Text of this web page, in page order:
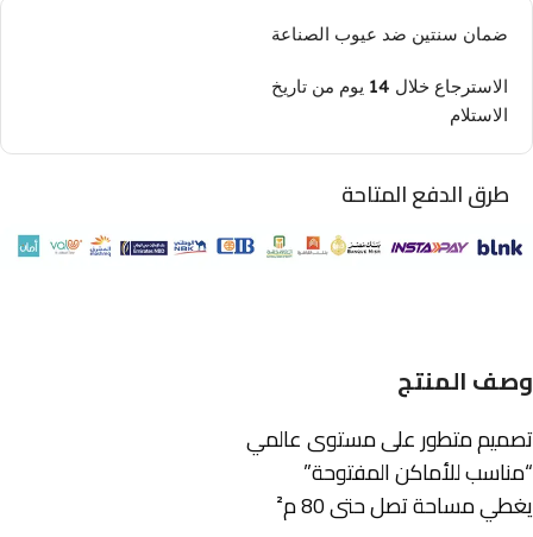
ضمان سنتين ضد عيوب الصناعة
الاسترجاع خلال 14 يوم من تاريخ
الاستلام
طرق الدفع المتاحة
وصف المنتج
تصميم متطور على مستوى عالمي
“مناسب للأماكن المفتوحة”
يغطي مساحة تصل حتى 80 م²